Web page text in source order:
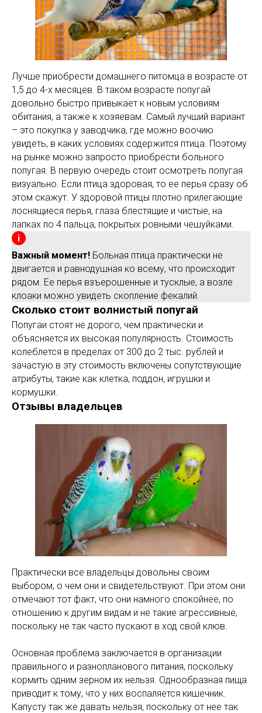
Лучше приобрести домашнего питомца в возрасте от
1,5 до 4-х месяцев. В таком возрасте попугай
довольно быстро привыкает к новым условиям
обитания, а также к хозяевам. Самый лучший вариант
– это покупка у заводчика, где можно воочию
увидеть, в каких условиях содержится птица. Поэтому
на рынке можно запросто приобрести больного
попугая. В первую очередь стоит осмотреть попугая
визуально. Если птица здоровая, то ее перья сразу об
этом скажут. У здоровой птицы плотно прилегающие
лоснящиеся перья, глаза блестящие и чистые, на
лапках по 4 пальца, покрытых ровными чешуйками.
Важный момент! Больная птица практически не
двигается и равнодушная ко всему, что происходит
рядом. Ее перья взъерошенные и тусклые, а возле
клоаки можно увидеть скопление фекалий.
Сколько стоит волнистый попугай
Попугаи стоят не дорого, чем практически и
объясняется их высокая популярность. Стоимость
колеблется в пределах от 300 до 2 тыс. рублей и
зачастую в эту стоимость включены сопутствующие
атрибуты, такие как клетка, поддон, игрушки и
кормушки.
Отзывы владельцев
Практически все владельцы довольны своим
выбором, о чем они и свидетельствуют. При этом они
отмечают тот факт, что они намного спокойнее, по
отношению к другим видам и не такие агрессивные,
поскольку не так часто пускают в ход свой клюв.
Основная проблема заключается в организации
правильного и разнопланового питания, поскольку
кормить одним зерном их нельзя. Однообразная пища
приводит к тому, что у них воспаляется кишечник.
Капусту так же давать нельзя, поскольку от нее так